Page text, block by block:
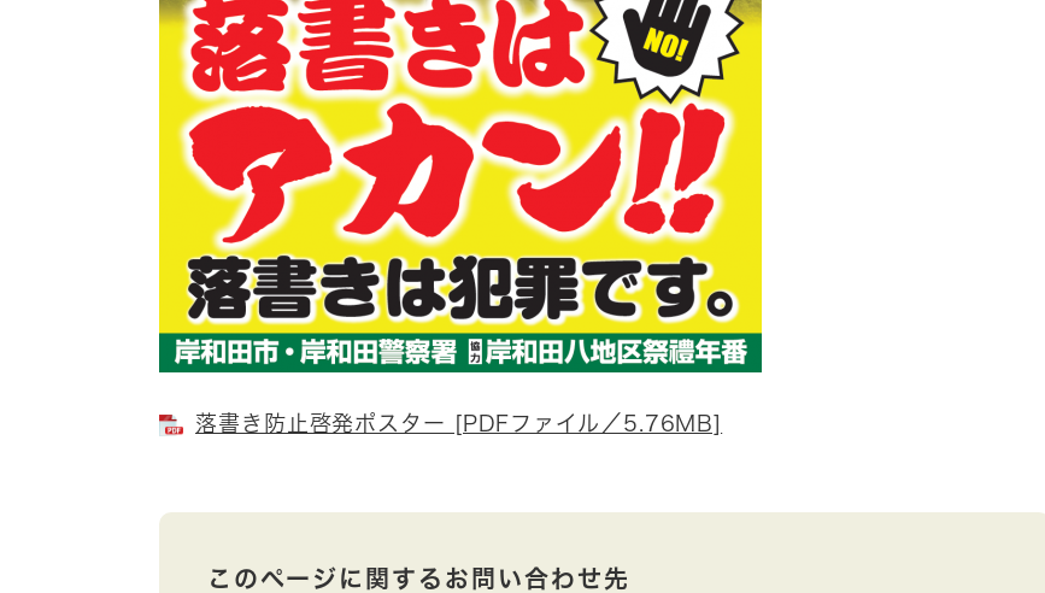
落書き防止啓発ポスター [PDFファイル／5.76MB]
このページに関するお問い合わせ先